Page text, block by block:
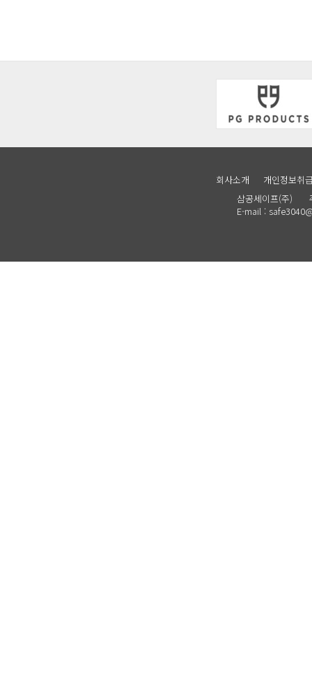
회사소개
개인정보취
삼공세이프(주)
E-mail :